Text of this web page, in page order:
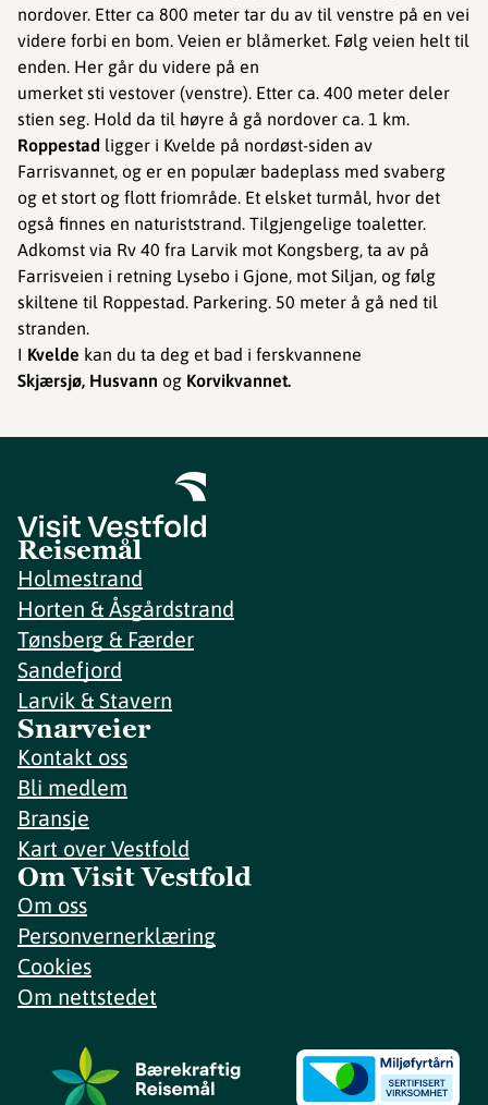
nordover. Etter ca 800 meter tar du av til venstre på en vei
videre forbi en bom. Veien er blåmerket. Følg veien helt til
enden. Her går du videre på en
umerket sti vestover (venstre). Etter ca. 400 meter deler
stien seg. Hold da til høyre å gå nordover ca. 1 km.
Roppestad ligger i Kvelde på nordøst-siden av
Farrisvannet, og er en populær badeplass med svaberg
og et stort og flott friområde. Et elsket turmål, hvor det
også finnes en naturiststrand. Tilgjengelige toaletter.
Adkomst via Rv 40 fra Larvik mot Kongsberg, ta av på
Farrisveien i retning Lysebo i Gjone, mot Siljan, og følg
skiltene til Roppestad. Parkering. 50 meter å gå ned til
stranden.
I Kvelde kan du ta deg et bad i ferskvannene
Skjærsjø, Husvann og Korvikvannet.
Reisemål
Holmestrand
Horten & Åsgårdstrand
Tønsberg & Færder
Sandefjord
Larvik & Stavern
Snarveier
Kontakt oss
Bli medlem
Bransje
Kart over Vestfold
Om Visit Vestfold
Om oss
Personvernerklæring
Cookies
Om nettstedet